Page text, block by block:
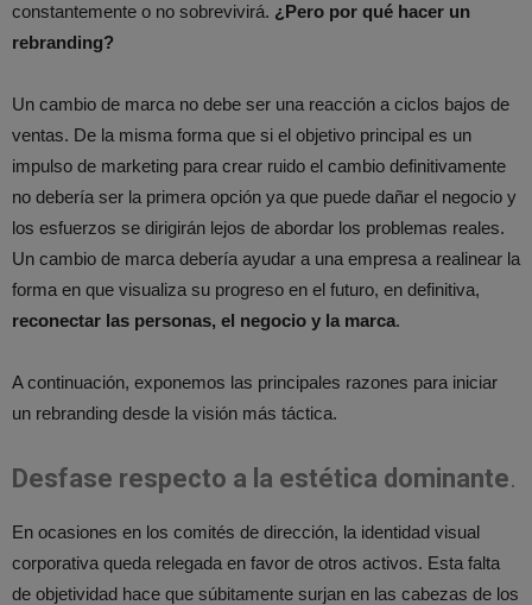
constantemente o no sobrevivirá. ¿Pero por qué hacer un
rebranding?
Un cambio de marca no debe ser una reacción a ciclos bajos de
ventas. De la misma forma que si el objetivo principal es un
impulso de marketing para crear ruido el cambio definitivamente
no debería ser la primera opción ya que puede dañar el negocio y
los esfuerzos se dirigirán lejos de abordar los problemas reales.
Un cambio de marca debería ayudar a una empresa a realinear la
forma en que visualiza su progreso en el futuro, en definitiva,
reconectar las personas, el negocio y la marca.
A continuación, exponemos las principales razones para iniciar
un rebranding desde la visión más táctica.
Desfase respecto a la estética dominante.
En ocasiones en los comités de dirección, la identidad visual
corporativa queda relegada en favor de otros activos. Esta falta
de objetividad hace que súbitamente surjan en las cabezas de los